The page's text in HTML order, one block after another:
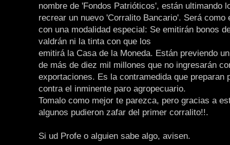
nombre de 'Fondos Patrióticos', están ultimando
recrear un nuevo 'Corralito Bancario'. Será como
con una modalidad especial: Se emitirán bonos
valdrán ni la tinta con que los
emitirá la Casa de la Moneda. Están previendo
de más de diez mil millones que no ingresarán
exportaciones. Es la contramedida que preparan
contra el inminente paro agropecuario.
Tomalo como mejor te parezca, pero gracias a
algunos pudieron zafar del primer corralito!!.
Si ud Profe o alguien sabe algo, avisen.